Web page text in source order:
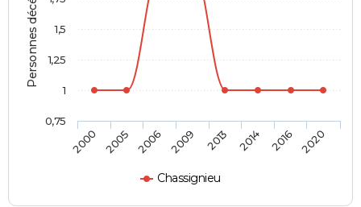
Personnes décédées
Chassignieu
2000 2005 2006 2009 2013 2014 2016 2020
0,75
1
1,25
1,5